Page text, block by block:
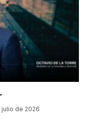
julio de 2026